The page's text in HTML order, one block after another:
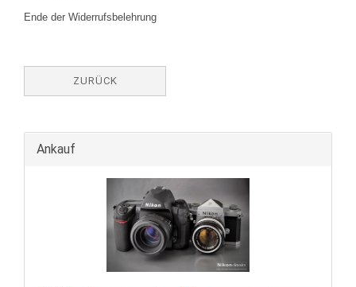
Ende der Widerrufsbelehrung
ZURÜCK
Ankauf